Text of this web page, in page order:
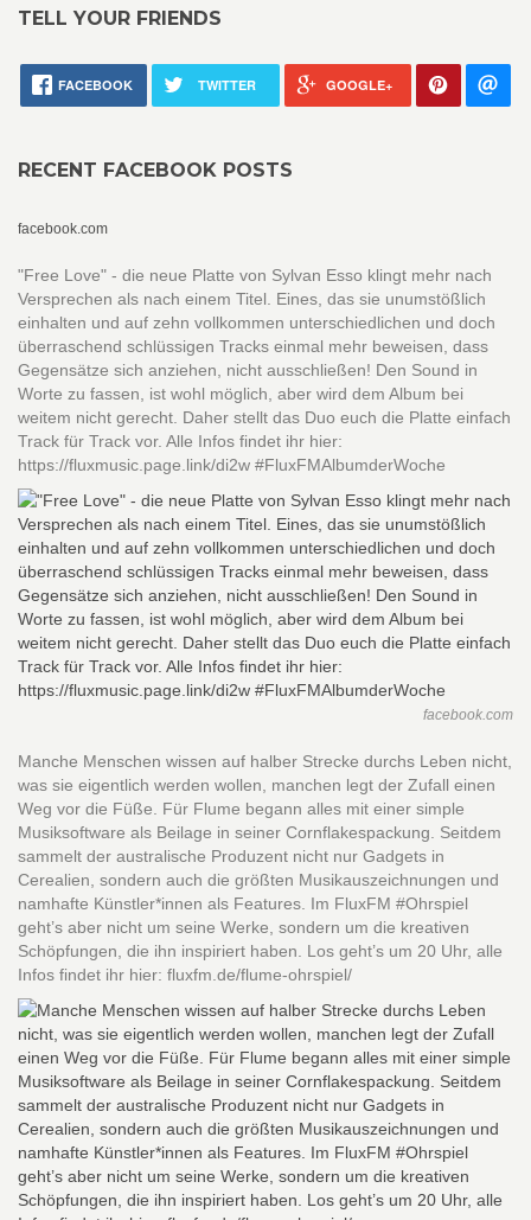
TELL YOUR FRIENDS
FACEBOOK TWITTER GOOGLE+
RECENT FACEBOOK POSTS
facebook.com
"Free Love" - die neue Platte von Sylvan Esso klingt mehr nach
Versprechen als nach einem Titel. Eines, das sie unumstößlich
einhalten und auf zehn vollkommen unterschiedlichen und doch
überraschend schlüssigen Tracks einmal mehr beweisen, dass
Gegensätze sich anziehen, nicht ausschließen! Den Sound in
Worte zu fassen, ist wohl möglich, aber wird dem Album bei
weitem nicht gerecht. Daher stellt das Duo euch die Platte einfach
Track für Track vor. Alle Infos findet ihr hier:
https://fluxmusic.page.link/di2w #FluxFMAlbumderWoche
facebook.com
Manche Menschen wissen auf halber Strecke durchs Leben nicht,
was sie eigentlich werden wollen, manchen legt der Zufall einen
Weg vor die Füße. Für Flume begann alles mit einer simple
Musiksoftware als Beilage in seiner Cornflakespackung. Seitdem
sammelt der australische Produzent nicht nur Gadgets in
Cerealien, sondern auch die größten Musikauszeichnungen und
namhafte Künstler*innen als Features. Im FluxFM #Ohrspiel
geht’s aber nicht um seine Werke, sondern um die kreativen
Schöpfungen, die ihn inspiriert haben. Los geht’s um 20 Uhr, alle
Infos findet ihr hier: fluxfm.de/flume-ohrspiel/